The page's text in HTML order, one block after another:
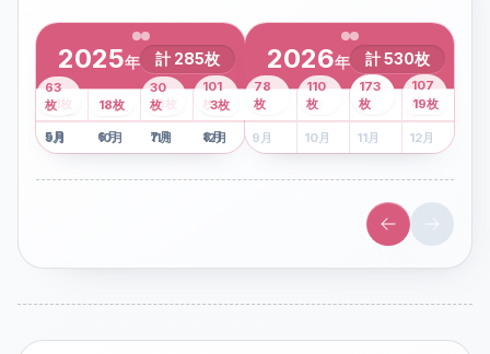
2025年 計 285枚
1月
2枚 2月 3月 4月
8枚
5月
41 枚
6月
13枚
7月
6枚
8月
101
枚
9月
63
枚
10月
18枚
11月
30
枚
12月
3枚
2026年 計530枚
1月 2月 3月
43
枚
4月
107
枚
5 月
78
枚
6月
110
枚
7月
173
枚
8月
19枚
9 月 10月 11月 12月